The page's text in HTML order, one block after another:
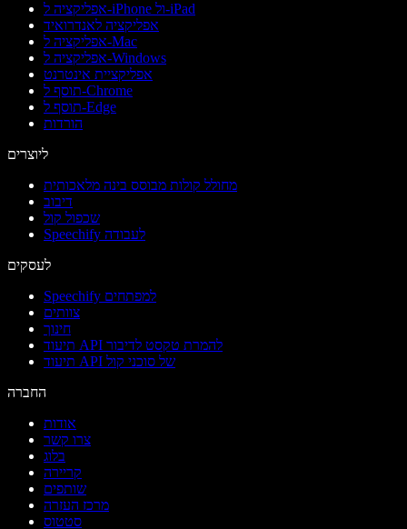
אפליקציה ל-iPhone ול-iPad
אפליקציה לאנדרואיד
אפליקציה ל-Mac
אפליקציה ל-Windows
אפליקציית אינטרנט
תוסף ל-Chrome
תוסף ל-Edge
הורדות
ליוצרים
מחולל קולות מבוסס בינה מלאכותית
דיבוב
שכפול קול
Speechify לעבודה
לעסקים
Speechify למפתחים
צוותים
חינוך
תיעוד API להמרת טקסט לדיבור
תיעוד API של סוכני קול
החברה
אודות
צרו קשר
בלוג
קריירה
שותפים
מרכז העזרה
סטטוס